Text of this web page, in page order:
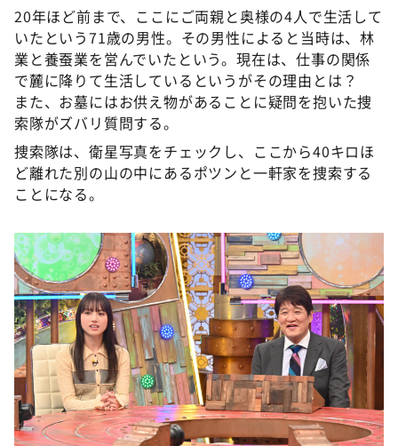
20年ほど前まで、ここにご両親と奥様の4人で生活して
いたという71歳の男性。その男性によると当時は、林
業と養蚕業を営んでいたという。現在は、仕事の関係
で麓に降りて生活しているというがその理由とは？
また、お墓にはお供え物があることに疑問を抱いた捜
索隊がズバリ質問する。
捜索隊は、衛星写真をチェックし、ここから40キロほ
ど離れた別の山の中にあるポツンと一軒家を捜索する
ことになる。